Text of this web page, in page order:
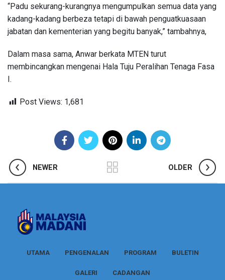
“Padu sekurang-kurangnya mengumpulkan semua data yang
kadang-kadang berbeza tetapi di bawah penguatkuasaan
jabatan dan kementerian yang begitu banyak,” tambahnya,
Dalam masa sama, Anwar berkata MTEN turut
membincangkan mengenai Hala Tuju Peralihan Tenaga Fasa
I.
Post Views: 1,681
NEWER OLDER
UTAMA PENGENALAN PROGRAM BULETIN
GALERI CADANGAN